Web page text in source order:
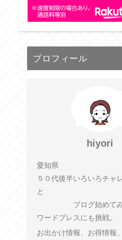
プロフィール
hiyori
愛知県
５０代後半いろいろチャ
ブログ始めてみま
ワードプレスにも挑戦。
お出かけ情報、お得情報